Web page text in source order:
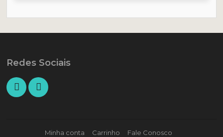
Redes Sociais
Minha conta Carrinho
Fale Conosco